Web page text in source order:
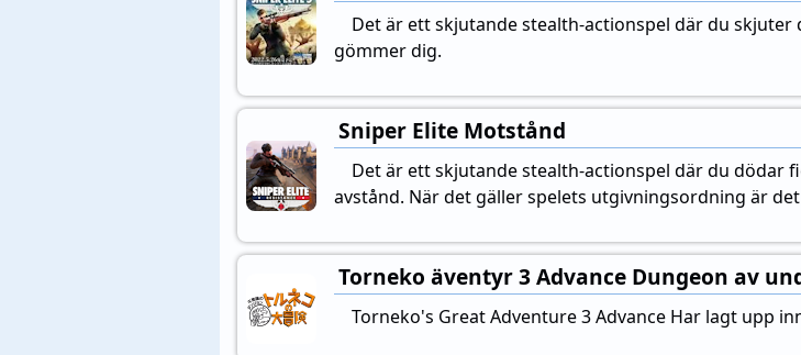
Det är ett skjutande stealth-actionspel där du
gömmer dig.
Sniper Elite Motstånd
Det är ett skjutande stealth-actionspel där du
avstånd. När det gäller spelets utgivningsordning är
Torneko äventyr 3 Advance Dungeon av
Torneko's Great Adventure 3 Advance Har lagt upp